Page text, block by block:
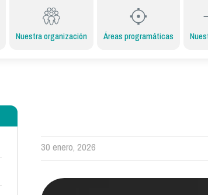
Nuestra organización Áreas programáticas
30 enero, 2026